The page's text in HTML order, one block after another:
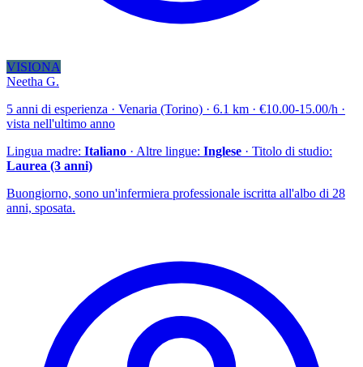
VISIONA
Neetha G.
5 anni di esperienza · Venaria (Torino) · 6.1 km · €10.00-15.00/h ·
vista nell'ultimo anno
Lingua madre: Italiano · Altre lingue: Inglese · Titolo di studio:
Laurea (3 anni)
Buongiorno, sono un'infermiera professionale iscritta all'albo di 28
anni, sposata.